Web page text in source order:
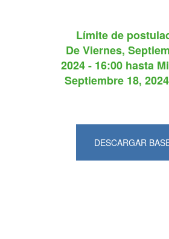
Límite de
DeViernes,
2024 - 16:00hasta
Septiembre 18,
DESCARGAR